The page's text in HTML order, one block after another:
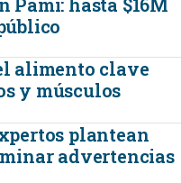
alimento clave
y músculos
plantean
advertencias